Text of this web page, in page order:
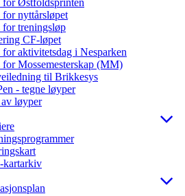
for Østfoldsprinten
for nyttårsløpet
for treningsløp
CF-løpet
for aktivitetsdag i Nesparken
for Mossemesterskap (MM)
til Brikkesys
- tegne løyper
løyper